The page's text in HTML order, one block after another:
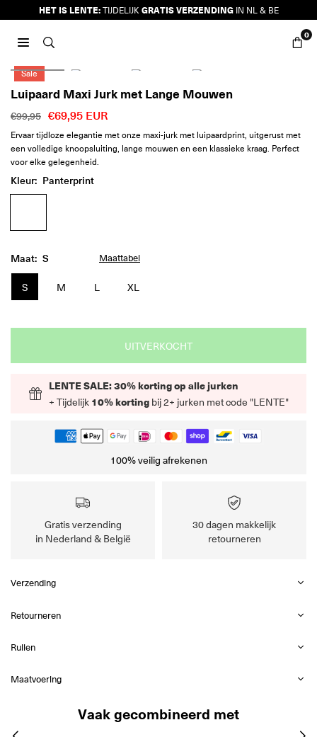
naar
inhoud
HET IS LENTE:TIJDELIJKGRATIS VERZENDINGIN NL & BE
0
Sale
Luipaard Maxi Jurk met Lange Mouwen
Reguliere
prijs
€99,95 €69,95 EUR
Ervaar tijdloze elegantie met onze maxi-jurk met luipaardprint, uitgerust met
een volledige knoopsluiting, lange mouwen en een klassieke kraag. Perfect
voor elke gelegenheid.
Kleur: Panterprint
Maat: S Maattabel
S M L XL
UITVERKOCHT
LENTE SALE: 30% korting op alle jurken
+ Tijdelijk 10% kortingbij 2+ jurken met code "LENTE"
100% veilig afrekenen
Gratis verzending
in Nederland & België
30 dagen makkelijk
retourneren
Verzending
Retourneren
Ruilen
Maatvoering
Vaak gecombineerd met